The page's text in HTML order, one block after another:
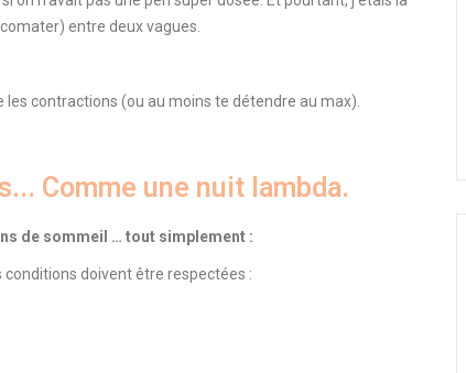
entre deux vagues.
contractions (ou au moins te détendre au max).
Comme une nuit lambda.
de sommeil … tout simplement :
conditions doivent être respectées :